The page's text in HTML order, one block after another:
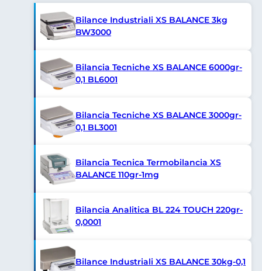
Bilance Industriali XS BALANCE 3kg
BW3000
Bilancia Tecniche XS BALANCE 6000gr-
0,1 BL6001
Bilancia Tecniche XS BALANCE 3000gr-
0,1 BL3001
Bilancia Tecnica Termobilancia XS
BALANCE 110gr-1mg
Bilancia Analitica BL 224 TOUCH 220gr-
0,0001
Bilance Industriali XS BALANCE 30kg-0,1